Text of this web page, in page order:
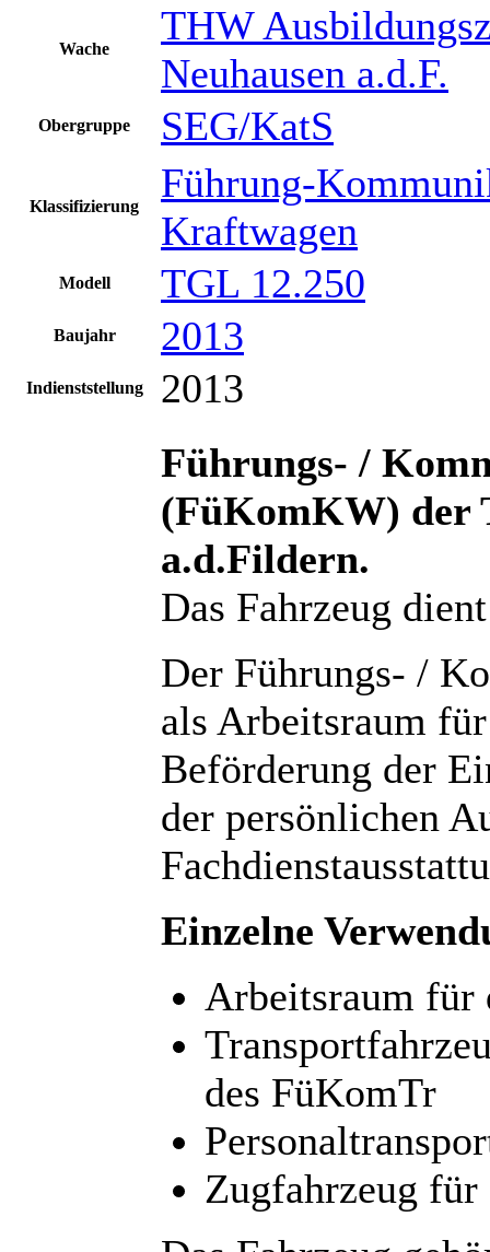
Wache
THW
Neuhausen a.d.F.
Obergruppe SEG/KatS
Klassifizierung
Führung-
Kraftwagen
Modell TGL 12.250
Baujahr 2013
Indienststellung
2013
Führungs- /
(FüKomKW) der
a.d.Fildern.
Das Fahrzeug
Der Führungs- /
als Arbeitsraum
Beförderung der
der persönlichen
Einzelne
Arbeitsraum für
des FüKomTr
Zugfahrzeug